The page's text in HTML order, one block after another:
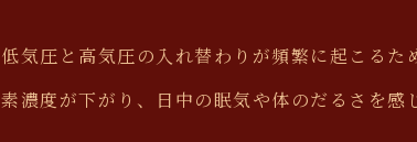
低気圧と高気圧の入れ替わりが頻繁に起こる
素濃度が下がり、日中の眠気や体のだるさを感